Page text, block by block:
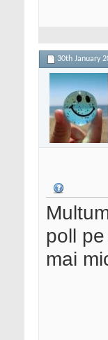
30th January
poll
mai